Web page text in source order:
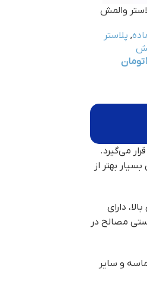
والمش
, پلاستر
تومان
می‌گیرد.
بهتر از
دارای
مصالح در
و سایر